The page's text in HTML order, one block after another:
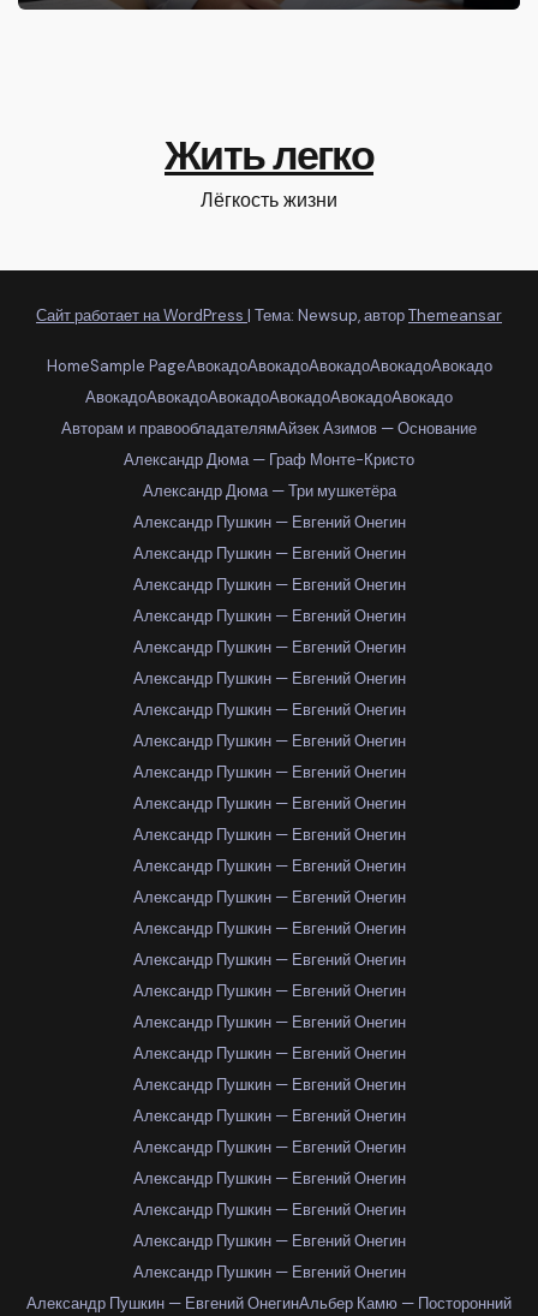
Жить легко
Лёгкость жизни
Сайт работает на WordPress | Тема: Newsup, авторThemeansar
HomeSample PageАвокадоАвокадоАвокадоАвокадоАвокадо
АвокадоАвокадоАвокадоАвокадоАвокадоАвокадо
Авторам и правообладателямАйзек Азимов — Основание
Александр Дюма — Граф Монте-Кристо
Александр Дюма — Три мушкетёра
Александр Пушкин — Евгений Онегин
Александр Пушкин — Евгений Онегин
Александр Пушкин — Евгений Онегин
Александр Пушкин — Евгений Онегин
Александр Пушкин — Евгений Онегин
Александр Пушкин — Евгений Онегин
Александр Пушкин — Евгений Онегин
Александр Пушкин — Евгений Онегин
Александр Пушкин — Евгений Онегин
Александр Пушкин — Евгений Онегин
Александр Пушкин — Евгений Онегин
Александр Пушкин — Евгений Онегин
Александр Пушкин — Евгений Онегин
Александр Пушкин — Евгений Онегин
Александр Пушкин — Евгений Онегин
Александр Пушкин — Евгений Онегин
Александр Пушкин — Евгений Онегин
Александр Пушкин — Евгений Онегин
Александр Пушкин — Евгений Онегин
Александр Пушкин — Евгений Онегин
Александр Пушкин — Евгений Онегин
Александр Пушкин — Евгений Онегин
Александр Пушкин — Евгений Онегин
Александр Пушкин — Евгений Онегин
Александр Пушкин — Евгений Онегин
Александр Пушкин — Евгений ОнегинАльбер Камю — Посторонний